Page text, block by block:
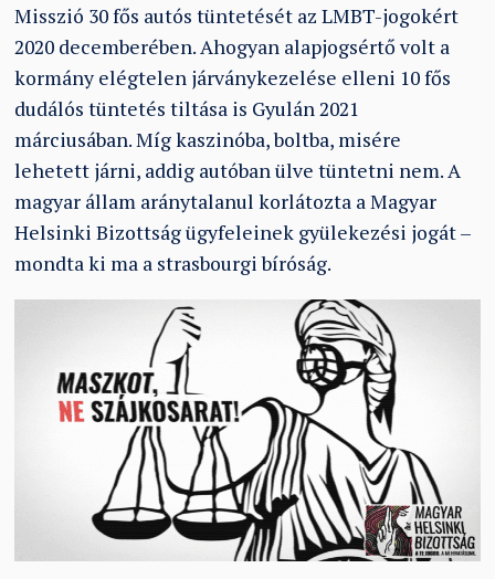
Misszió 30 fős autós tüntetését az LMBT-jogokért
2020 decemberében. Ahogyan alapjogsértő volt a
kormány elégtelen járványkezelése elleni 10 fős
dudálós tüntetés tiltása is Gyulán 2021
márciusában. Míg kaszinóba, boltba, misére
lehetett járni, addig autóban ülve tüntetni nem. A
magyar állam aránytalanul korlátozta a Magyar
Helsinki Bizottság ügyfeleinek gyülekezési jogát –
mondta ki ma a strasbourgi bíróság.